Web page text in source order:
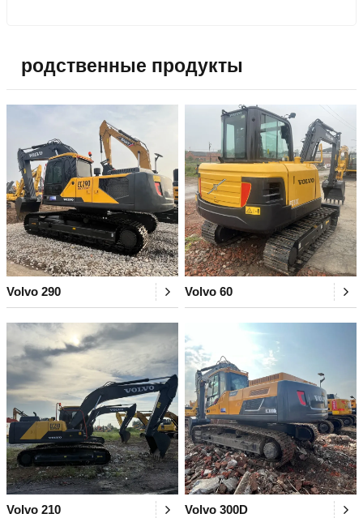
родственные продукты
Volvo 290 Volvo 60
Volvo 210 Volvo 300D